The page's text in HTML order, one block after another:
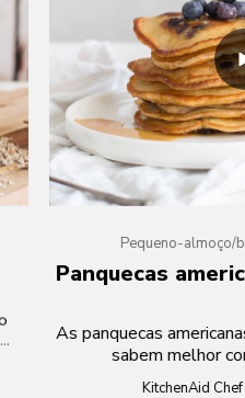
Pequeno-almoço/
Panquecas
As panquecas
sabem melhor
KitchenAid